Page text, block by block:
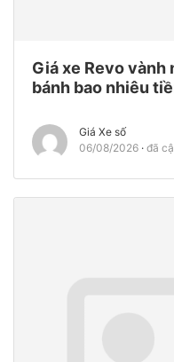
Giá xe Revo vành
bánh bao nhiêu
Giá Xe số
06/08/2026 đã